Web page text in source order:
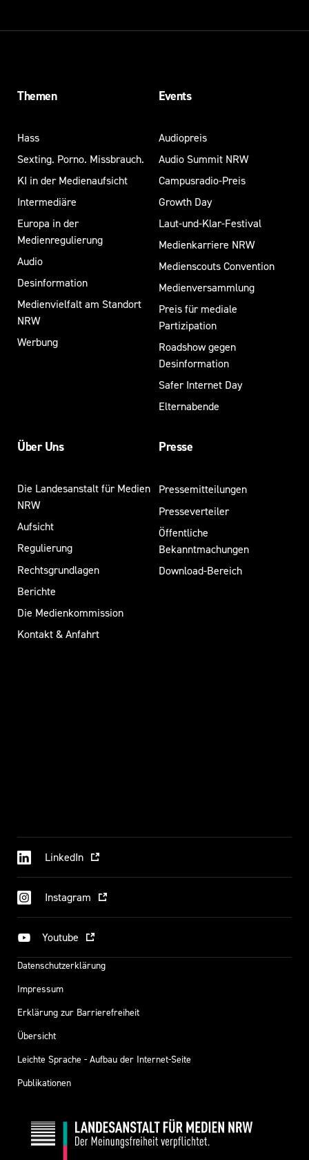
Themen
Hass
Sexting. Porno. Missbrauch.
KI in der Medienaufsicht
Intermediäre
Europa in der
Medienregulierung
Audio
Desinformation
Medienvielfalt am Standort
NRW
Werbung
Events
Audiopreis
Audio Summit NRW
Campusradio-Preis
Growth Day
Laut-und-Klar-Festival
Medienkarriere NRW
Medienscouts Convention
Medienversammlung
Preis für mediale
Partizipation
Roadshow gegen
Desinformation
Safer Internet Day
Elternabende
Über Uns
Die Landesanstalt für Medien
NRW
Aufsicht
Regulierung
Rechtsgrundlagen
Berichte
Die Medienkommission
Kontakt & Anfahrt
Presse
Pressemitteilungen
Presseverteiler
Öffentliche
Bekanntmachungen
Download-Bereich
LinkedIn
Instagram
Youtube
Datenschutzerklärung
Impressum
Erklärung zur Barrierefreiheit
Übersicht
Leichte Sprache - Aufbau der Internet-Seite
Publikationen